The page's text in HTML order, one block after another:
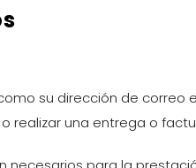
su dirección de correo
realizar una entrega o